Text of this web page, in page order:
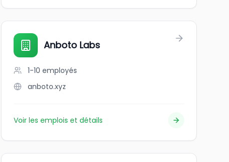
Anboto Labs
1-10 employés
anboto.xyz
Voir les emplois et détails